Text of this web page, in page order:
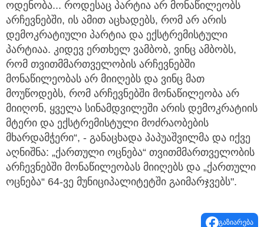
ოდენობა... როდესაც პარტია არ მონაწილეობს
არჩევნებში, ის ამით აცხადებს, რომ არ არის
დემოკრატიული პარტია და ექსტრემისტული
პარტიაა. კიდევ ერთხელ ვამბობ, ვინც ამბობს,
რომ თვითმმართველობის არჩევნებში
მონაწილეობას არ მიიღებს და ვინც მათ
მოუწოდებს, რომ არჩევნებში მონაწილეობა არ
მიიღონ, ყველა სინამდვილეში არის დემოკრატიის
მტერი და ექსტრემისტული მოძრაობების
მხარდამჭერი“, - განაცხადა პაპუაშვილმა და იქვე
აღნიშნა: „ქართული ოცნება“ თვითმმართველობის
არჩევნებში მონაწილეობას მიიღებს და „ქართული
ოცნება“ 64-ვე მუნიციპალიტეტში გაიმარჯვებს".
გაზიარება